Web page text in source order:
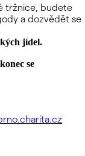
tržnice, budete
a dozvědět se
jídel.
se